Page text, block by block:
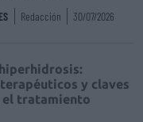
Redacción 30/07/2026
y claves
el tratamiento